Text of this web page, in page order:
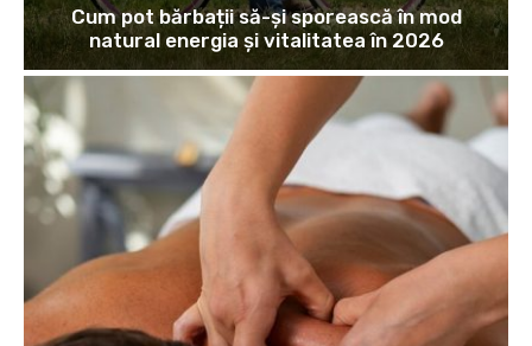
Cum pot bărbații să-și sporească în mod
natural energia și vitalitatea în 2026